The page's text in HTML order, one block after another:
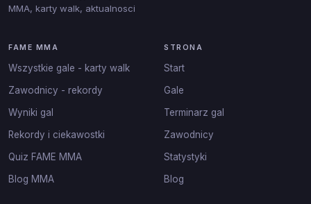
MMA, karty walk, aktualnosci
FAME MMA
Wszystkie gale - karty walk
Zawodnicy - rekordy
Wyniki gal
Rekordy i ciekawostki
Quiz FAME MMA
Blog MMA
STRONA
Start
Gale
Terminarz gal
Zawodnicy
Statystyki
Blog